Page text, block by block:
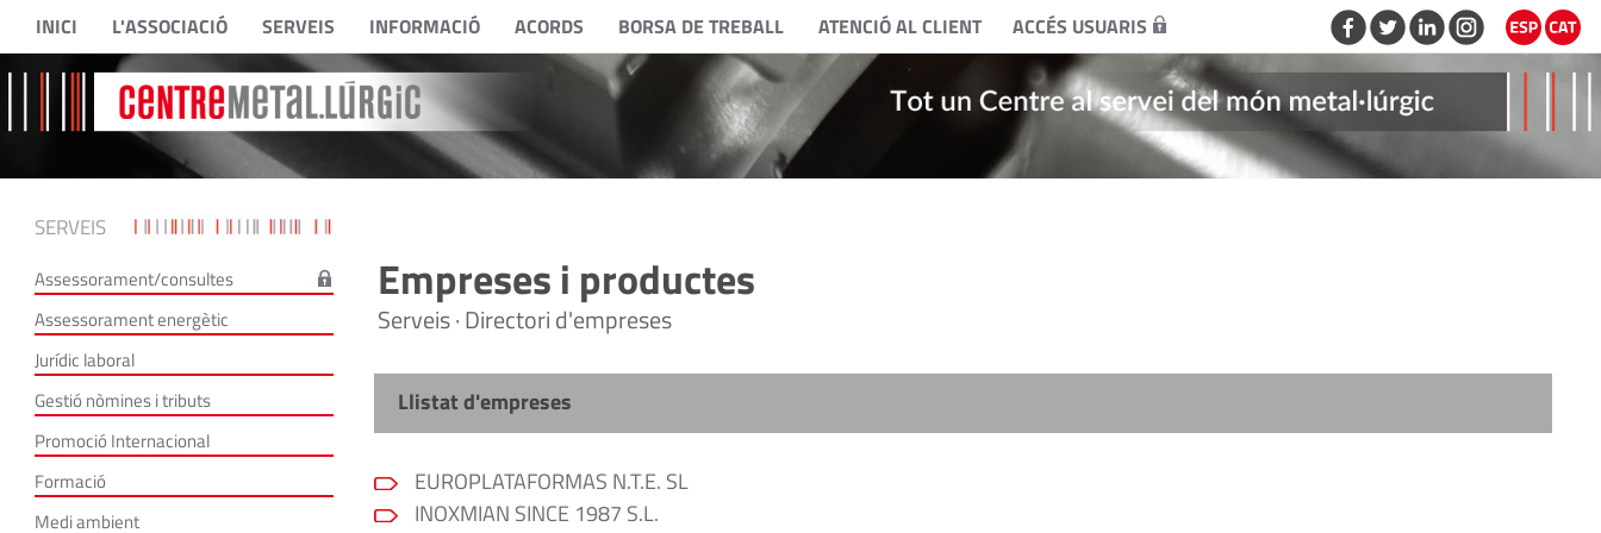
INICI L'ASSOCIACIÓ SERVEIS INFORMACIÓ ACORDS BORSA DE TREBALL ATENCIÓ AL CLIENT ACCÉS USUARIS
SERVEIS
Assessorament/consultes
Assessorament energètic
Jurídic laboral
Gestió nòmines i tributs
Promoció Internacional
Formació
Medi ambient
Empreses i productes
Serveis · Directori d'empreses
Llistat d'empreses
EUROPLATAFORMAS N.T.E. SL
INOXMIAN SINCE 1987 S.L.